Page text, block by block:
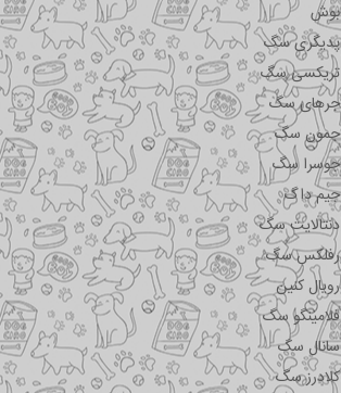
بوش
پدیگری سگ
تریکسی سگ
جرهای سگ
جمون سگ
جوسرا سگ
جیم داگ
دنتالایت سگ
رفلکس سگ
رویال کنین
فلامینگو سگ
سانال سگ
کلادرز سگ